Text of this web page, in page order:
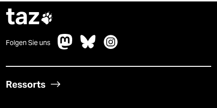
taz
Folgen Sie uns
Ressorts